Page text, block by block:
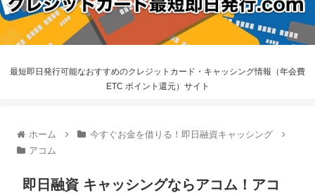
最短即日発行可能なおすすめのクレジットカード・キャッシング情報（年会費
ETC ポイント還元）サイト
ホーム
今すぐお金を借りる！即日融資キャッシング
アコム
即日融資 キャッシングならアコム！アコ